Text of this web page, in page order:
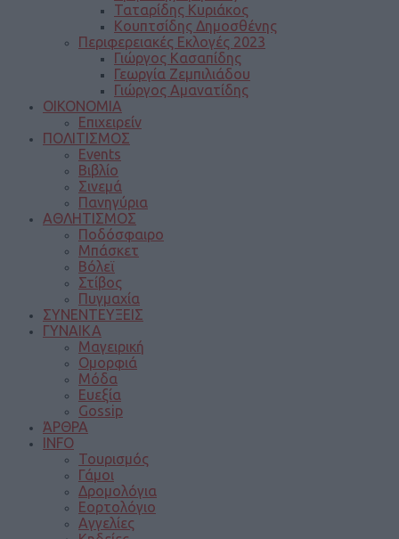
Ταταρίδης Κυριάκος
Κουπτσίδης Δημοσθένης
Περιφερειακές Εκλογές 2023
Γιώργος Κασαπίδης
Γεωργία Ζεμπιλιάδου
Γιώργος Αμανατίδης
ΟΙΚΟΝΟΜΙΑ
Επιχειρείν
ΠΟΛΙΤΙΣΜΟΣ
Events
Βιβλίο
Σινεμά
Πανηγύρια
ΑΘΛΗΤΙΣΜΟΣ
Ποδόσφαιρο
Μπάσκετ
Βόλεϊ
Στίβος
Πυγμαχία
ΣΥΝΕΝΤΕΥΞΕΙΣ
ΓΥΝΑΙΚΑ
Μαγειρική
Ομορφιά
Μόδα
Ευεξία
Gossip
ΆΡΘΡΑ
INFO
Τουρισμός
Γάμοι
Δρομολόγια
Εορτολόγιο
Αγγελίες